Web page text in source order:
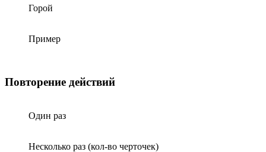
Горой
Пример
Повторение действий
Один раз
Несколько раз (кол-во черточек)